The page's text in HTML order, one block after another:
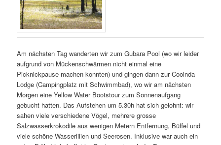
Am nächsten Tag wanderten wir zum Gubara Pool (wo wir leider
aufgrund von Mückenschwärmen nicht einmal eine
Picknickpause machen konnten) und gingen dann zur Cooinda
Lodge (Campingplatz mit Schwimmbad), wo wir am nächsten
Morgen eine Yellow Water Bootstour zum Sonnenaufgang
gebucht hatten. Das Aufstehen um 5.30h hat sich gelohnt: wir
sahen viele verschiedene Vögel, mehrere grosse
Salzwasserkrokodile aus wenigen Metern Entfernung, Büffel und
viele schöne Wasserlilien und Seerosen. Inklusive war auch ein